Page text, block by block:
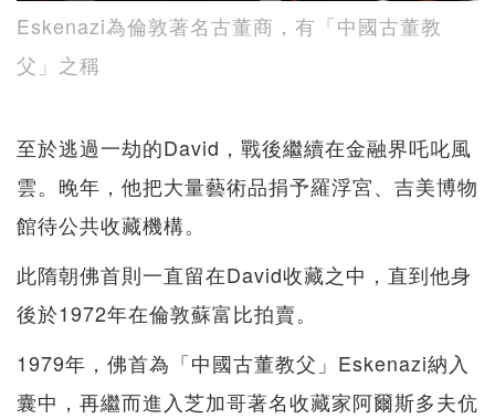
Eskenazi為倫敦著名古董商，有「中國古董教
父」之稱
至於逃過一劫的David，戰後繼續在金融界吒叱風
雲。晚年，他把大量藝術品捐予羅浮宮、吉美博物
館待公共收藏機構。
此隋朝佛首則一直留在David收藏之中，直到他身
後於1972年在倫敦蘇富比拍賣。
1979年，佛首為「中國古董教父」Eskenazi納入
囊中，再繼而進入芝加哥著名收藏家阿爾斯多夫伉